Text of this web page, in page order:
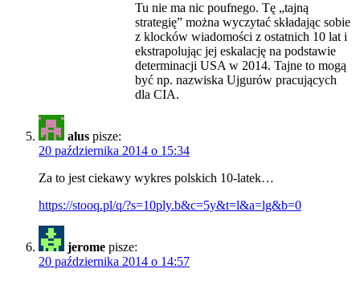
Tu nie ma nic poufnego. Tę „tajną
strategię” można wyczytać składając sobie
z klocków wiadomości z ostatnich 10 lat i
ekstrapolując jej eskalację na podstawie
determinacji USA w 2014. Tajne to mogą
być np. nazwiska Ujgurów pracujących
dla CIA.
alus pisze:
20 października 2014 o 15:34
Za to jest ciekawy wykres polskich 10-latek…
https://stooq.pl/q/?s=10ply.b&c=5y&t=l&a=lg&b=0
jerome pisze:
20 października 2014 o 14:57